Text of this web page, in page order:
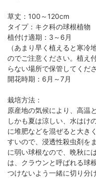
草丈：100～120cm
タイプ：キク科の球根植物
植付け適期：3～6月
（あまり早く植えると寒
のでご注意ください。植え
らない場所で保管してくださ
開花時期：6月～7月
栽培方法：
原産地の気候により、高温
しかも夏は涼しい、水はけ
に堆肥などを混ぜると大き
すいので、浸透性殺虫剤を
に弱い球根なので、晩秋に
は、クラウンと呼ばれる球
つけないよう一緒に切り分